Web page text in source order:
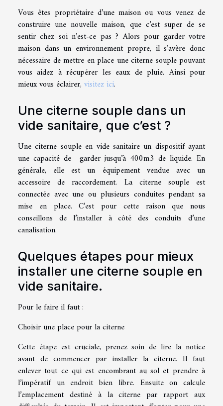
Vous êtes propriétaire d’une maison ou vous venez de
construire une nouvelle maison, que c’est super de se
sentir chez soi n’est-ce pas ? Alors pour garder votre
maison dans un environnement propre, il s’avère donc
nécessaire de mettre en place une citerne souple pouvant
vous aidez à récupérer les eaux de pluie. Ainsi pour
mieux vous éclairer, visitez ici.
Une citerne souple dans un
vide sanitaire, que c’est ?
Une citerne souple en vide sanitaire un dispositif ayant
une capacité de garder jusqu’à 400m3 de liquide. En
générale, elle est un équipement vendue avec un
accessoire de raccordement. La citerne souple est
connectée avec une ou plusieurs conduites pendant sa
mise en place. C’est pour cette raison que nous
conseillons de l’installer à côté des conduits d’une
canalisation.
Quelques étapes pour mieux
installer une citerne souple en
vide sanitaire.
Pour le faire il faut :
Choisir une place pour la citerne
Cette étape est cruciale, prenez soin de lire la notice
avant de commencer par installer la citerne. Il faut
enlever tout ce qui est encombrant au sol et prendre à
l’impératif un endroit bien libre. Ensuite on calcule
l’emplacement destiné à la citerne par rapport aux